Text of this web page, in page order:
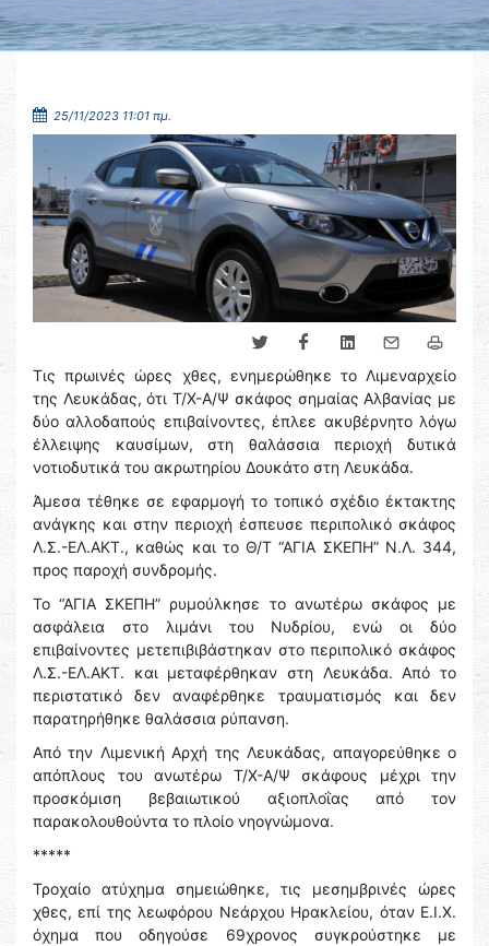
25/11/2023 11:01 πμ.
Τις πρωινές ώρες χθες, ενημερώθηκε το Λιμεναρχείο
της Λευκάδας, ότι Τ/Χ-Α/Ψ σκάφος σημαίας Αλβανίας με
δύο αλλοδαπούς επιβαίνοντες, έπλεε ακυβέρνητο λόγω
έλλειψης καυσίμων, στη θαλάσσια περιοχή δυτικά
νοτιοδυτικά του ακρωτηρίου Δουκάτο στη Λευκάδα.
Άμεσα τέθηκε σε εφαρμογή το τοπικό σχέδιο έκτακτης
ανάγκης και στην περιοχή έσπευσε περιπολικό σκάφος
Λ.Σ.-ΕΛ.ΑΚΤ., καθώς και το Θ/Τ “ΑΓΙΑ ΣΚΕΠΗ” Ν.Λ. 344,
προς παροχή συνδρομής.
Το “ΑΓΙΑ ΣΚΕΠΗ” ρυμούλκησε το ανωτέρω σκάφος με
ασφάλεια στο λιμάνι του Νυδρίου, ενώ οι δύο
επιβαίνοντες μετεπιβιβάστηκαν στο περιπολικό σκάφος
Λ.Σ.-ΕΛ.ΑΚΤ. και μεταφέρθηκαν στη Λευκάδα. Από το
περιστατικό δεν αναφέρθηκε τραυματισμός και δεν
παρατηρήθηκε θαλάσσια ρύπανση.
Από την Λιμενική Αρχή της Λευκάδας, απαγορεύθηκε ο
απόπλους του ανωτέρω Τ/Χ-Α/Ψ σκάφους μέχρι την
προσκόμιση βεβαιωτικού αξιοπλοΐας από τον
παρακολουθούντα το πλοίο νηογνώμονα.
*****
Τροχαίο ατύχημα σημειώθηκε, τις μεσημβρινές ώρες
χθες, επί της λεωφόρου Νεάρχου Ηρακλείου, όταν Ε.Ι.Χ.
όχημα που οδηγούσε 69χρονος συγκρούστηκε με